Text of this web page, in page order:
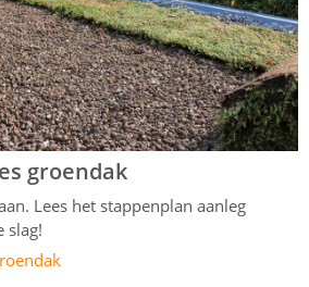
groendak
Lees het stappenplan aanleg
slag!